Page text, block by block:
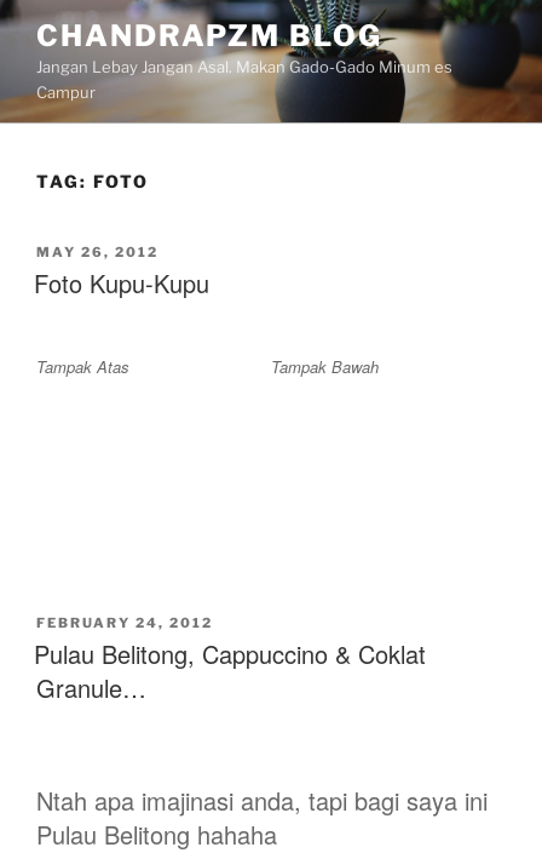
Skip
content
CHANDRAPZM BLOG
Jangan Lebay Jangan Asal. Makan Gado-Gado Minum es
Campur
TAG: FOTO
POSTED
ON
MAY 26, 2012
Foto Kupu-Kupu
Tampak Atas Tampak Bawah
POSTED
ON
FEBRUARY 24, 2012
Pulau Belitong, Cappuccino & Coklat
Granule…
Ntah apa imajinasi anda, tapi bagi saya ini
Pulau Belitong hahaha